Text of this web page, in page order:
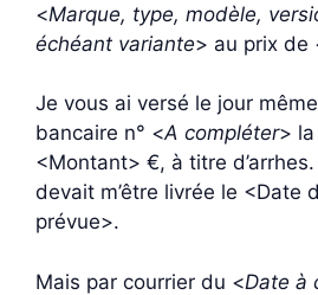
<Marque, type, modèle,
échéant variante> au prix de
Je vous ai versé le jour
bancaire n° <A compléter>
<Montant> €, à titre
devait m’être livrée le <Date
prévue>.
Mais par courrier du <Date à